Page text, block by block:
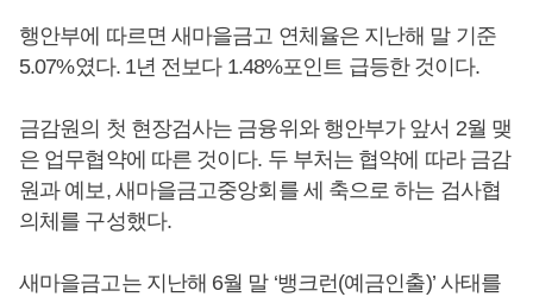
행안부에 따르면 새마을금고 연체율은 지난해 말 기준
5.07%였다. 1년 전보다 1.48%포인트 급등한 것이다.
금감원의 첫 현장검사는 금융위와 행안부가 앞서 2월 맺
은 업무협약에 따른 것이다. 두 부처는 협약에 따라 금감
원과 예보, 새마을금고중앙회를 세 축으로 하는 검사협
의체를 구성했다.
새마을금고는 지난해 6월 말 ‘뱅크런(예금인출)’ 사태를